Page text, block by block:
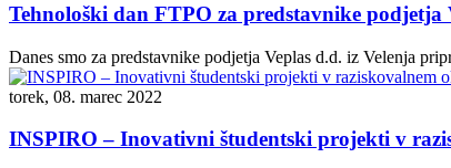
Tehnološki dan FTPO za predstavnike podjetja
Danes smo za predstavnike podjetja Veplas d.d. iz Velenja
torek, 08. marec 2022
INSPIRO – Inovativni študentski projekti v